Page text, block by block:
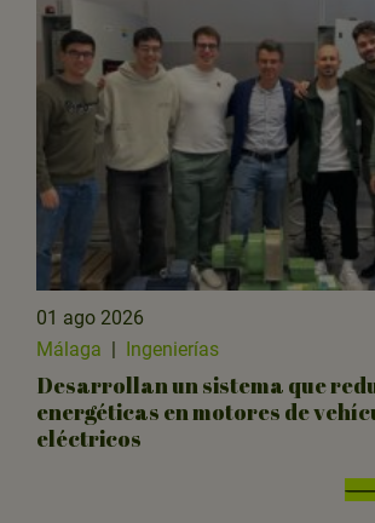
01 ago 2026
Málaga | Ingenierías
Desarrollan un sistema que
energéticas en motores de
eléctricos